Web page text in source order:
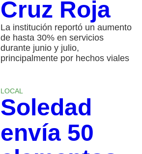
Cruz Roja
La institución reportó un aumento
de hasta 30% en servicios
durante junio y julio,
principalmente por hechos viales
LOCAL
Soledad
envía 50